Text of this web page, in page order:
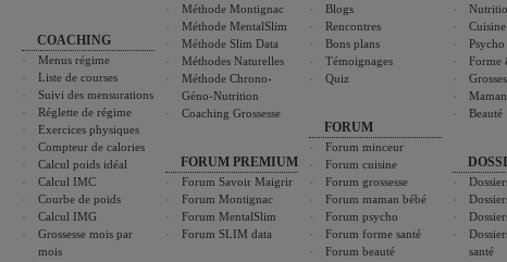
COACHING
Menus régime
Liste de courses
Suivi des mensurations
Réglette de régime
Exercices physiques
Compteur de calories
Calcul poids idéal
Calcul IMC
Courbe de poids
Calcul IMG
Grossesse mois par
mois
Méthode Montignac
Méthode MentalSlim
Méthode Slim Data
Méthodes Naturelles
Méthode Chrono-
Géno-Nutrition
Coaching Grossesse
FORUM PREMIUM
Forum Savoir Maigrir
Forum Montignac
Forum MentalSlim
Forum SLIM data
Blogs
Rencontres
Bons plans
Témoignages
Quiz
FORUM
Forum minceur
Forum cuisine
Forum grossesse
Forum maman bébé
Forum psycho
Forum forme santé
Forum beauté
Cuisine
Forme
Beauté
santé